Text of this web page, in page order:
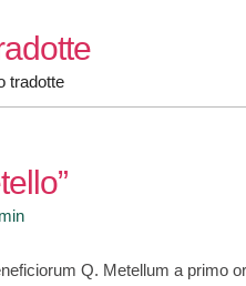
tradotte
Q. Metellum a primo